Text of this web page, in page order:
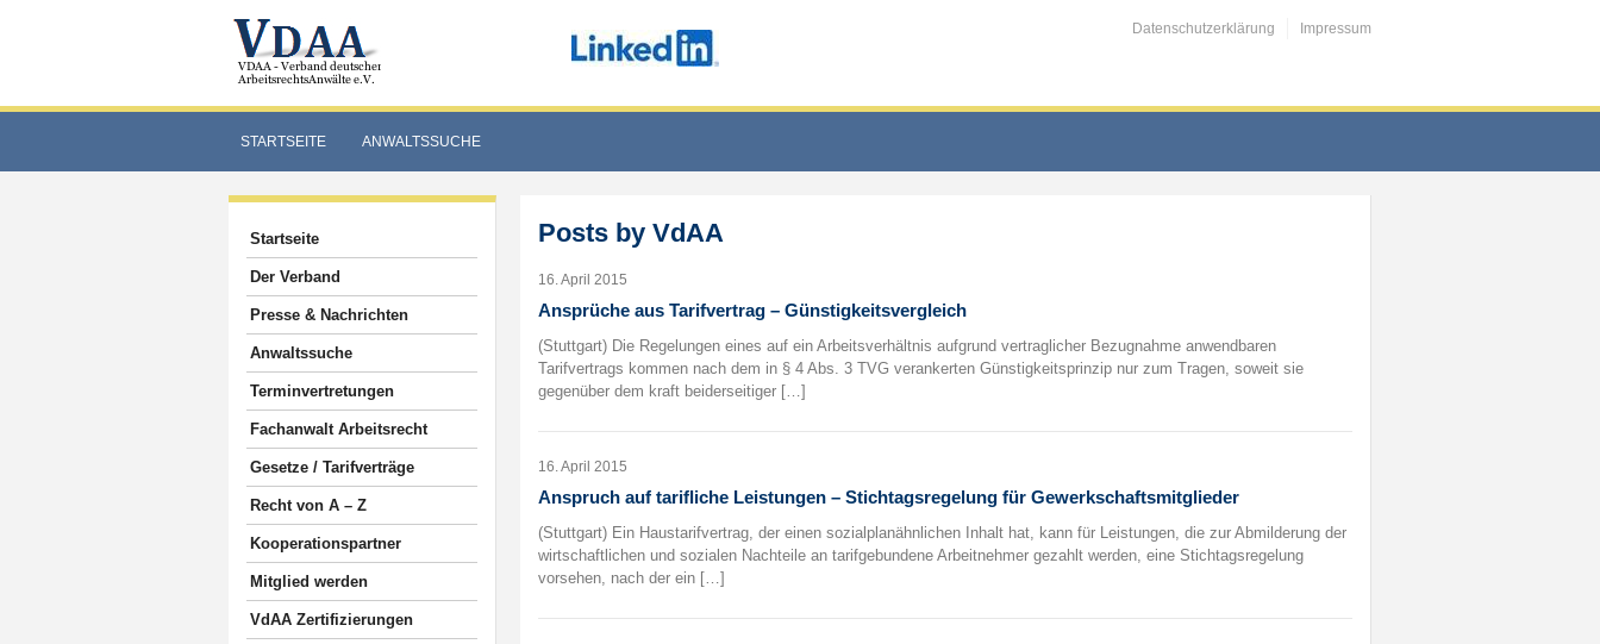
Datenschutzerklärung Impressum
STARTSEITE ANWALTSSUCHE
Startseite
Der Verband
Presse & Nachrichten
Anwaltssuche
Terminvertretungen
Fachanwalt Arbeitsrecht
Gesetze / Tarifverträge
Recht von A – Z
Kooperationspartner
Mitglied werden
VdAA Zertifizierungen
Posts byVdAA
16. April 2015
Ansprüche aus Tarifvertrag – Günstigkeitsvergleich
(Stuttgart) Die Regelungen eines auf ein Arbeitsverhältnis aufgrund vertraglicher Bezugnahme anwendbaren
Tarifvertrags kommen nach dem in § 4 Abs. 3 TVG verankerten Günstigkeitsprinzip nur zum Tragen, soweit sie
gegenüber dem kraft beiderseitiger […]
16. April 2015
Anspruch auf tarifliche Leistungen – Stichtagsregelung für Gewerkschaftsmitglieder
(Stuttgart) Ein Haustarifvertrag, der einen sozialplanähnlichen Inhalt hat, kann für Leistungen, die zur Abmilderung der
wirtschaftlichen und sozialen Nachteile an tarifgebundene Arbeitnehmer gezahlt werden, eine Stichtagsregelung
vorsehen, nach der ein […]